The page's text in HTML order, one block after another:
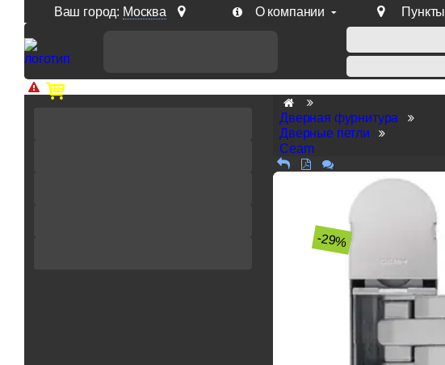
Ваш город: Москва О компании
Доп. скидка от цен на сайте 7% при заказе от 50 тыс. руб
Дверная фурнитура
Дверные петли
Ceam
-29%